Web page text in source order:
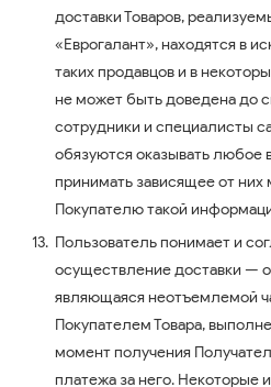
доставки Товаров,
«Еврогалант», находятся в
таких продавцов и в
не может быть доведена до
сотрудники и специалисты
обязуются оказывать любое
принимать зависящее от
Покупателю такой
Пользователь понимает и
осуществление доставки —
являющаяся неотъемлемой
Покупателем Товара,
момент получения
платежа за него. Некоторые